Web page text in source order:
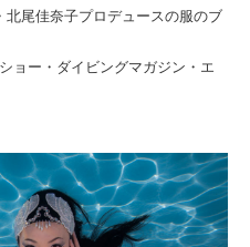
北尾佳奈子プロデュースの服のブ
ョー・ダイビングマガジン・エ